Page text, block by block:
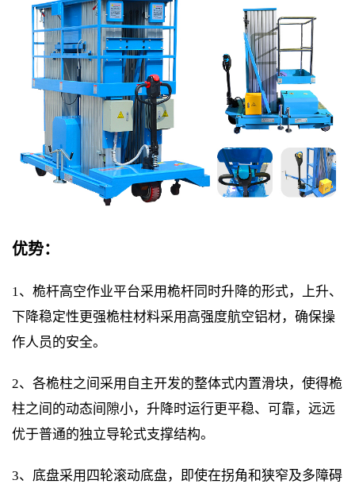
优势：
1、桅杆高空作业平台采用桅杆同时升降的形式，上升、
下降稳定性更强桅柱材料采用高强度航空铝材，确保操
作人员的安全。
2、各桅柱之间采用自主开发的整体式内置滑块，使得桅
柱之间的动态间隙小，升降时运行更平稳、可靠，远远
优于普通的独立导轮式支撑结构。
3、 底盘采用四轮滚动底盘，即使在拐角和狭窄及多障碍